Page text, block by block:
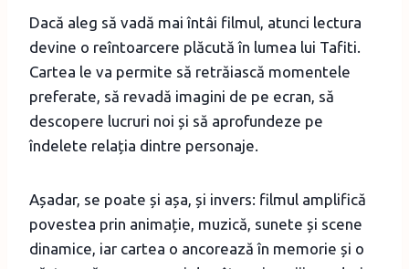
Dacă aleg să vadă mai întâi filmul, atunci lectura
devine o reîntoarcere plăcută în lumea lui Tafiti.
Cartea le va permite să retrăiască momentele
preferate, să revadă imagini de pe ecran, să
descopere lucruri noi și să aprofundeze pe
îndelete relația dintre personaje.
Așadar, se poate și așa, și invers: filmul amplifică
povestea prin animație, muzică, sunete și scene
dinamice, iar cartea o ancorează în memorie și o